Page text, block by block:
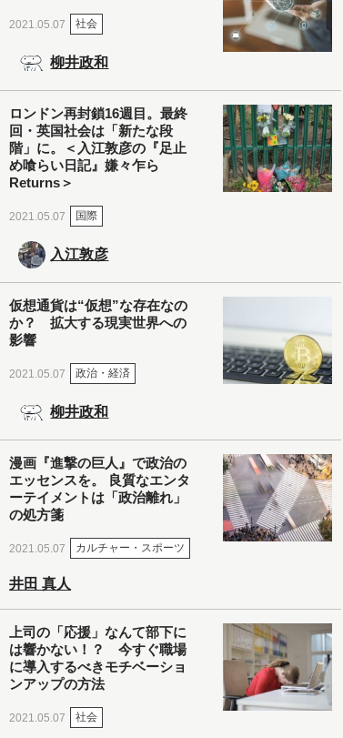
2021.05.07 社会
柳井政和
ロンドン再封鎖16週目。最終
回・英国社会は「新たな段
階」に。＜入江敦彦の『足止
め喰らい日記』嫌々乍ら
Returns＞
2021.05.07 国際
入江敦彦
仮想通貨は“仮想”な存在なの
か？ 拡大する現実世界への
影響
2021.05.07 政治・経済
柳井政和
漫画『進撃の巨人』で政治の
エッセンスを。 良質なエンタ
ーテイメントは「政治離れ」
の処方箋
2021.05.07 カルチャー・スポーツ
井田 真人
上司の「応援」なんて部下に
は響かない！？ 今すぐ職場
に導入するべきモチベーショ
ンアップの方法
2021.05.07 社会